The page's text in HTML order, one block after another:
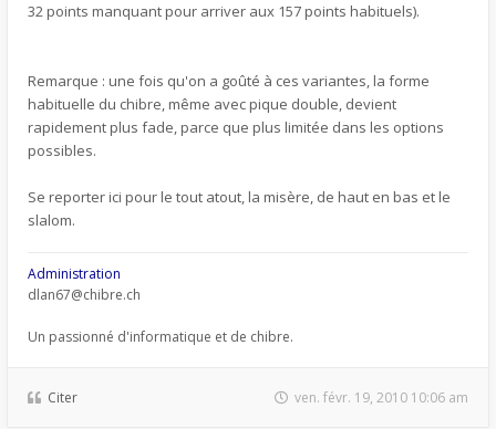
32 points manquant pour arriver aux 157 points habituels).
Remarque : une fois qu'on a goûté à ces variantes, la forme
habituelle du chibre, même avec pique double, devient
rapidement plus fade, parce que plus limitée dans les options
possibles.
Se reporter ici pour le tout atout, la misère, de haut en bas et le
slalom.
Administration
dlan67@chibre.ch
Un passionné d'informatique et de chibre.
Citer ven. févr. 19, 2010 10:06 am